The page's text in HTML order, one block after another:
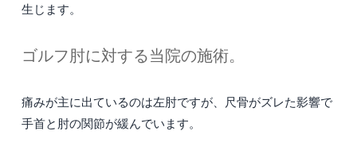
生じます。
ゴルフ肘に対する当院の施術。
痛みが主に出ているのは左肘ですが、尺骨がズレた影響で
手首と肘の関節が緩んでいます。